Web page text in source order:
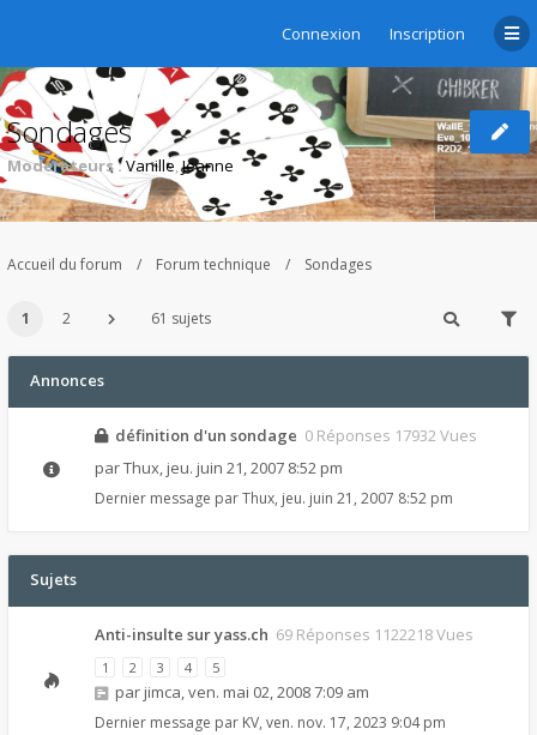
Connexion Inscription
Sondages
Modérateurs :Vanille,Jeanne
Accueil du forum Forum technique Sondages
1 2 61 sujets
Annonces
définition d'un sondage 0 Réponses 17932 Vues
parThux, jeu. juin 21, 2007 8:52 pm
Dernier message parThux, jeu. juin 21, 2007 8:52 pm
Sujets
Anti-insulte sur yass.ch 69 Réponses 1122218 Vues
1 2 3 4 5
par jimca,ven. mai 02, 2008 7:09 am
Dernier message par KV, ven. nov. 17, 2023 9:04 pm